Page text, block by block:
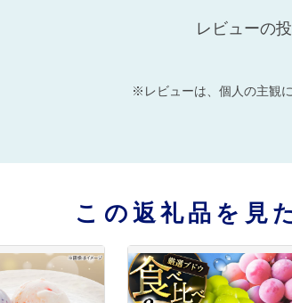
レビューの
※レビューは、個人の主観
この返礼品を見